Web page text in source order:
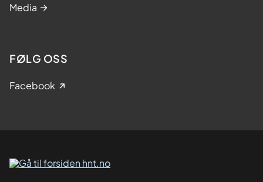
Media
FØLG OSS
Facebook